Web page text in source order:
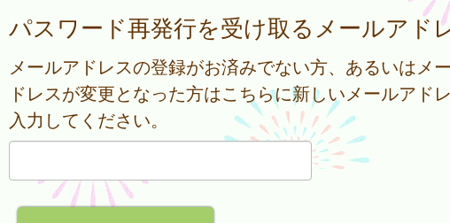
パスワード再発行を受け取るメールアド
メールアドレスの登録がお済みでない方、あるいはメ
ドレスが変更となった方はこちらに新しいメールアド
入力してください。